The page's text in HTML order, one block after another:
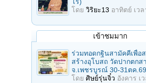
โร)
โดย วิริยะ13 อาทิตย์ เว
เข้าชมมาก
ร่วมทอดกฐินสามัคคีเพื่อ
สร้างอุโบสถ วัดปากตกส
จ.เพชรบูรณ์ 30-31ตค.69
โดย ศิษย์รุ่นจิ๋ว อังคาร เ